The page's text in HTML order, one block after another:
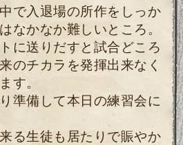
で入退場の所作をしっか
なかなか難しいところ。
に送りだすと試合どころ
のチカラを発揮出来なく
す。
準備して本日の練習会に
る生徒も居たりで賑やか